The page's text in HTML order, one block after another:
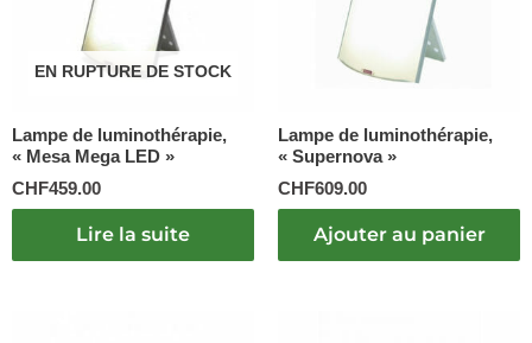
EN RUPTURE DE STOCK
Lampe de luminothérapie,
« Mesa Mega LED »
CHF459.00
Lire la suite
Lampe de luminothérapie,
« Supernova »
CHF609.00
Ajouter au panier